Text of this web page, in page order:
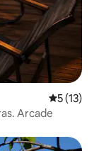
5 (13)
Arcade